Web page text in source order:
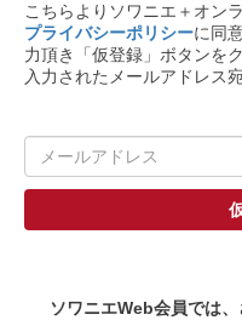
こちらよりソワニエ＋オン
プライバシーポリシーに同
力頂き「仮登録」ボタンを
入力されたメールアドレス
ソワニエWeb会員では